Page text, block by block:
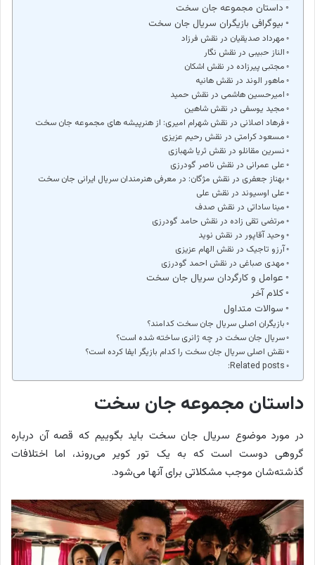
داستان مجموعه جان سخت
بیوگرافی بازیگران سریال جان سخت
مهرداد صدیقیان در نقش فرزاد
الناز حبیبی در نقش نگار
مجتبی پیرزاده در نقش اشکان
ماهور الوند در نقش هانیه
امیرحسین هاشمی در نقش حمید
مجید یوسفی در نقش شاهین
فرهاد اصلانی در نقش شهرام امیری: از هنرپیشه های مجموعه جان سخت
مسعود کرامتی در نقش رحیم عزیزی
نسرین مقانلو در نقش ثریا شهبازی
علی عمرانی در نقش ناصر گودرزی
بهناز جعفری در نقش مژگان: در معرفی هنرمندان سریال ایرانی جان سخت
علی اوسیوند در نقش علی
مینا ساداتی در نقش صدف
مرتضی تقی زاده در نقش حامد گودرزی
وحید آقاپور در نقش نوید
آرزو تاجیک در نقش الهام عزیزی
مهدی صباغی در نقش احمد گودرزی
عوامل و کارگردان سریال جان سخت
کلام آخر
سوالات متداول
بازیگران اصلی سریال جان سخت کدامند؟
سریال جان سخت در چه ژانری ساخته شده است؟
نقش اصلی سریال جان سخت را کدام بازیگر ایفا کرده است؟
Related posts:
داستان مجموعه جان سخت
در مورد موضوع سریال جان سخت باید بگوییم که قصه آن درباره
گروهی دوست است که به یک تور کویر می‌روند، اما اختلافات
گذشته‌شان موجب مشکلاتی برای آنها می‌شود.